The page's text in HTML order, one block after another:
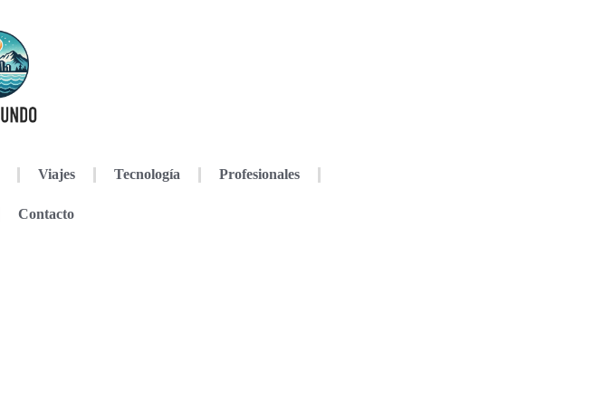
Viajes Tecnología Profesionales
Contacto